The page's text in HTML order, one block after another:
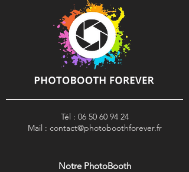
Tél : 06 50 60 94 24
Mail : contact@photoboothforever.fr
Notre PhotoBooth